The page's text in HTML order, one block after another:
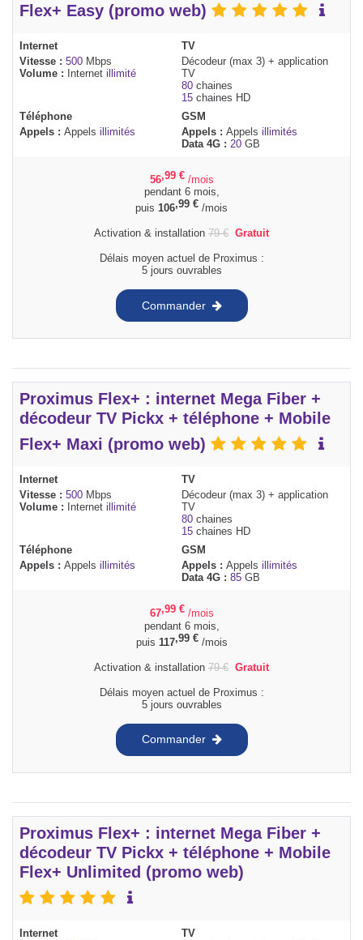
Flex+ Easy (promo web)
Internet
Vitesse : 500 Mbps
Volume : Internet illimité
TV
Décodeur (max 3) + application
TV
80 chaines
15 chaines HD
Téléphone
Appels : Appels illimités
GSM
Appels : Appels illimités
Data 4G : 20 GB
56,99 € /mois
pendant 6 mois,
puis 106,99 € /mois
Activation & installation 79€ Gratuit
Délais moyen actuel de Proximus :
5 jours ouvrables
Commander
Proximus Flex+ : internet Mega Fiber +
décodeur TV Pickx + téléphone + Mobile
Flex+ Maxi (promo web)
Internet
Vitesse : 500 Mbps
Volume :
Internet illimité
TV
Décodeur (max 3) + application
TV
80 chaines
15 chaines HD
Téléphone
Appels : Appels illimités
GSM
Appels : Appels illimités
Data 4G : 85 GB
67,99 € /mois
pendant 6 mois,
puis 117,99 €/mois
Activation & installation 79€ Gratuit
Délais moyen actuel de Proximus :
5 jours ouvrables
Commander
Proximus Flex+ : internet Mega Fiber +
décodeur TV Pickx + téléphone + Mobile
Flex+ Unlimited (promo web)
Internet
TV